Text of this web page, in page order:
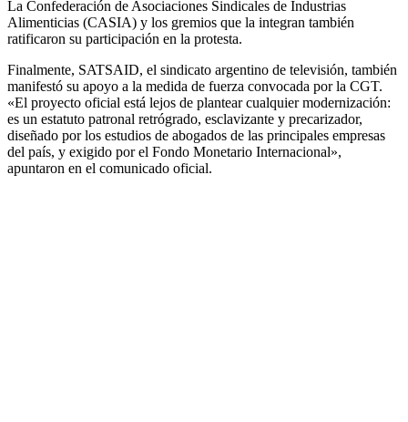
La Confederación de Asociaciones Sindicales de Industrias
Alimenticias (CASIA) y los gremios que la integran también
ratificaron su participación en la protesta.
Finalmente, SATSAID, el sindicato argentino de televisión, también
manifestó su apoyo a la medida de fuerza convocada por la CGT.
«El proyecto oficial está lejos de plantear cualquier modernización:
es un estatuto patronal retrógrado, esclavizante y precarizador,
diseñado por los estudios de abogados de las principales empresas
del país, y exigido por el Fondo Monetario Internacional»,
apuntaron en el comunicado oficial.